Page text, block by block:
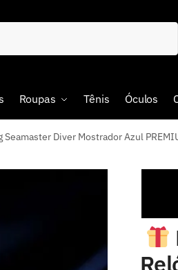
Roupas Tênis Óculos
Seamaster Diver Mostrador Azul